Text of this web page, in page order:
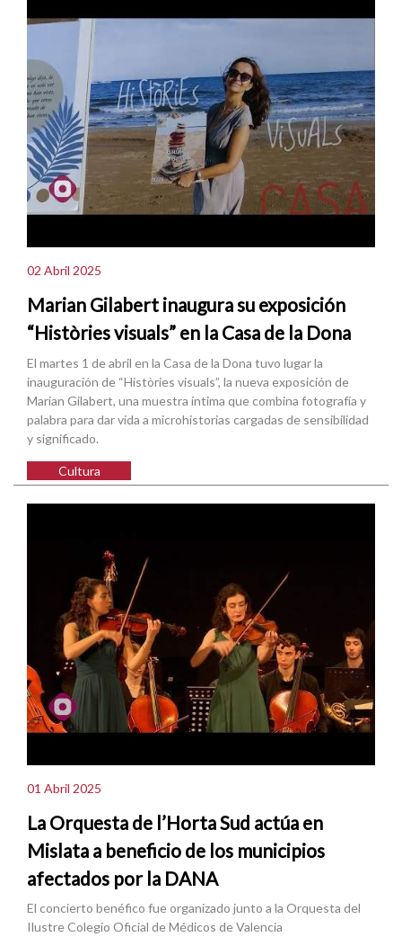
02 Abril 2025
Marian Gilabert inaugura su exposición
“Històries visuals” en la Casa de la Dona
El martes 1 de abril en la Casa de la Dona tuvo lugar la
inauguración de “Històries visuals”, la nueva exposición de
Marian Gilabert, una muestra íntima que combina fotografía y
palabra para dar vida a microhistorias cargadas de sensibilidad
y significado.
Cultura
01 Abril 2025
La Orquesta de l’Horta Sud actúa en
Mislata a beneficio de los municipios
afectados por la DANA
El concierto benéfico fue organizado junto a la Orquesta del
Ilustre Colegio Oficial de Médicos de Valencia